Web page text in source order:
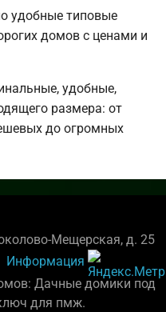
удобные типовые
домов с ценами и
удобные,
размера: от
до огромных
Мещерская, д. 25
Информация
Дачные домики под
для пмж.